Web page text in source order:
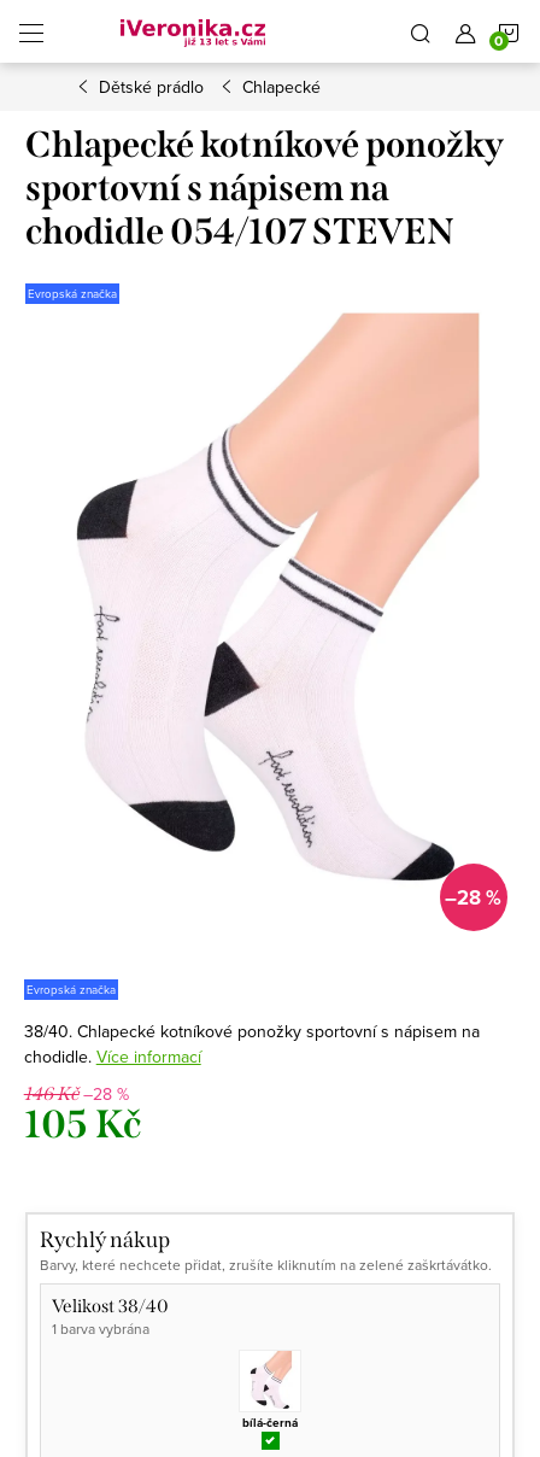
obsah
Dětské prádlo Chlapecké
Chlapecké kotníkové ponožky
sportovní s nápisem na
chodidle 054/107 STEVEN
Evropská značka
–28 %
Evropská značka
38/40. Chlapecké kotníkové ponožky sportovní s nápisem na
chodidle. Více informací
146 Kč–28 %
105 Kč
Rychlý nákup
Barvy, které nechcete přidat, zrušíte kliknutím na zelené zaškrtávátko.
Velikost 38/40
1 barva vybrána
bílá-černá